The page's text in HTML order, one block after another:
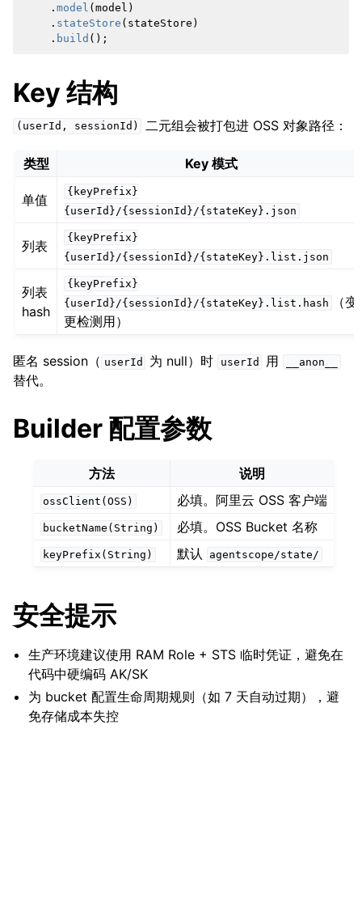
. model (model )
. stateStore ( stateStore )
. build ();
Key 结构
(userId, sessionId) 二元组会被打包进 OSS 对象路径：
类型 Key 模式
单值
{keyPrefix}
{userId}/{sessionId}/{stateKey}.json
列表
{keyPrefix}
{userId}/{sessionId}/{stateKey}.list.json
列表
hash
{keyPrefix}
{userId}/{sessionId}/{stateKey}.list.hash
（变
更检测用）
匿名 session（ userId 为 null）时 userId 用 __anon__
替代。
Builder 配置参数
方法 说明
ossClient(OSS) 必填。阿里云 OSS 客户端
bucketName(String) 必填。OSS Bucket 名称
keyPrefix(String) 默认 agentscope/state/
安全提示
生产环境建议使用 RAM Role + STS 临时凭证，避免在
代码中硬编码 AK/SK
为 bucket 配置生命周期规则（如 7 天自动过期），避
免存储成本失控